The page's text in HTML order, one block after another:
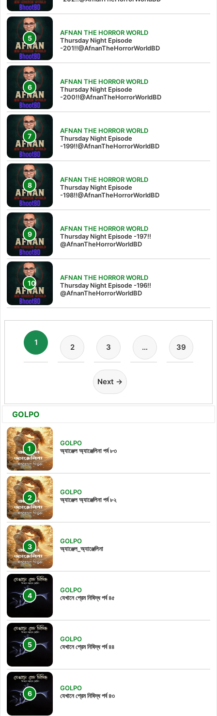
AFNAN THE HORROR WORLD
Thursday Night Episode
-201!!@AfnanTheHorrorWorldBD
AFNAN THE HORROR WORLD
Thursday Night Episode
-200!!@AfnanTheHorrorWorldBD
AFNAN THE HORROR WORLD
Thursday Night Episode
-199!!@AfnanTheHorrorWorldBD
AFNAN THE HORROR WORLD
Thursday Night Episode
-198!!@AfnanTheHorrorWorldBD
AFNAN THE HORROR WORLD
Thursday Night Episode -197!!‪
@AfnanTheHorrorWorldBD‬
AFNAN THE HORROR WORLD
Thursday Night Episode -196!!
@AfnanTheHorrorWorldBD
1
2 3 … 39
Next →
GOLPO
GOLPO
অ্যাঞ্জেল অ্যাঞ্জেলিনা পর্ব ৮৩
GOLPO
অ্যাঞ্জেল অ্যাঞ্জেলিনা পর্ব ৮২
GOLPO
অ্যাঞ্জেল_অ্যাঞ্জেলিনা
GOLPO
যেখানে প্রেম নিষিদ্ধ পর্ব ৪৫
GOLPO
যেখানে প্রেম নিষিদ্ধ পর্ব ৪৪
GOLPO
যেখানে প্রেম নিষিদ্ধ পর্ব ৪৩